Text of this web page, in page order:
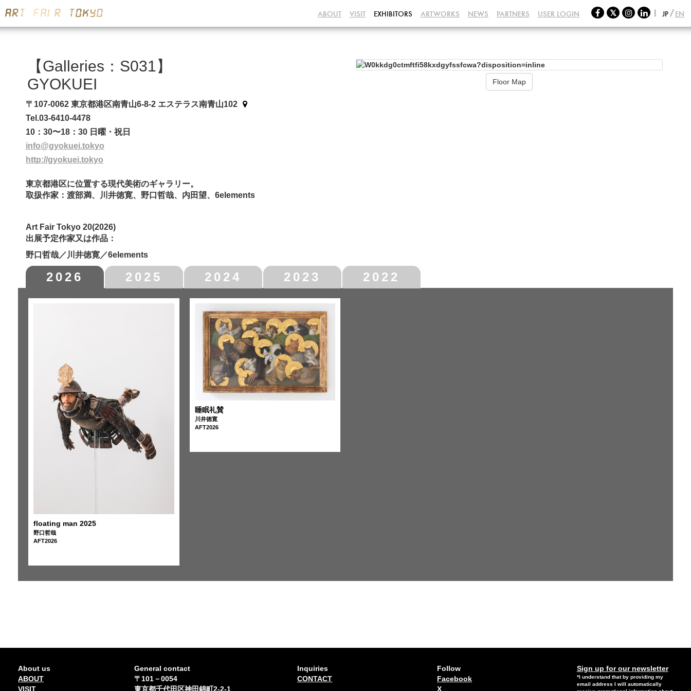
ABOUT VISIT EXHIBITORS ARTWORKS NEWS PARTNERS USER LOGIN JP EN
【Galleries：S031】
GYOKUEI
〒107-0062 東京都港区南青山6-8-2 エステラス南青山102
Tel.03-6410-4478
10：30〜18：30 日曜・祝日
info@gyokuei.tokyo
http://gyokuei.tokyo
Floor Map
東京都港区に位置する現代美術のギャラリー。
取扱作家：渡部満、川井徳寛、野口哲哉、内田望、6elements
Art Fair Tokyo 20(2026)
出展予定作家又は作品：
野口哲哉／川井徳寛／6elements
2026 2025 2024 2023 2022
floating man 2025
野口哲哉
AFT2026
睡眠礼賛
川井徳寛
AFT2026
About us
ABOUT
VISIT
General contact
〒101－0054
東京都千代田区神田錦町2-2-1
Inquiries
CONTACT
Follow
Facebook
X
Sign up for our newsletter
*I understand that by providing my
email address I will automatically